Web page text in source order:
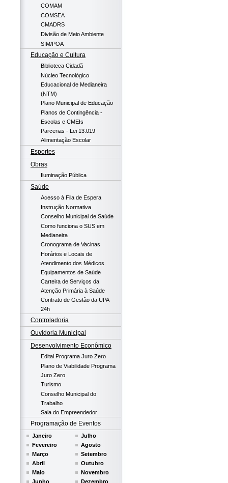
COMAM
COMSEA
CMADRS
Divisão de Meio Ambiente
SIM/POA
Educação e Cultura
Biblioteca Cidadã
Núcleo Tecnológico
Educacional de Medianeira
(NTM)
Plano Municipal de Educação
Planos de Contingência -
Escolas e CMEIs
Parcerias - Lei 13.019
Alimentação Escolar
Esportes
Obras
Iluminação Pública
Saúde
Acesso à Fila de Espera
Instrução Normativa
Conselho Municipal de Saúde
Como funciona o SUS em
Medianeira
Cronograma de Vacinas
Horários e Locais de
Atendimento dos Médicos
Equipamentos de Saúde
Carteira de Serviços da
Atenção Primária à Saúde
Contrato de Gestão da UPA
24h
Controladoria
Ouvidoria Municipal
Desenvolvimento Econômico
Edital Programa Juro Zero
Plano de Viabilidade Programa
Juro Zero
Turismo
Conselho Municipal do
Trabalho
Sala do Empreendedor
Programação de Eventos
Janeiro
Fevereiro
Março
Abril
Maio
Junho
Julho
Agosto
Setembro
Outubro
Novembro
Dezembro